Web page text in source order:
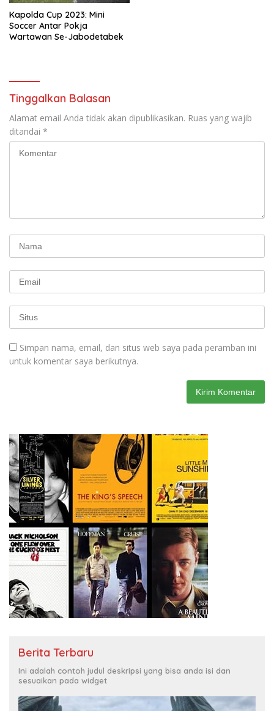
Kapolda Cup 2023: Mini
Soccer Antar Pokja
Wartawan Se-Jabodetabek
Tinggalkan Balasan
Alamat email Anda tidak akan dipublikasikan. Ruas yang wajib
ditandai *
Simpan nama, email, dan situs web saya pada peramban ini
untuk komentar saya berikutnya.
Berita Terbaru
Ini adalah contoh judul deskripsi yang bisa anda isi dan
sesuaikan pada widget